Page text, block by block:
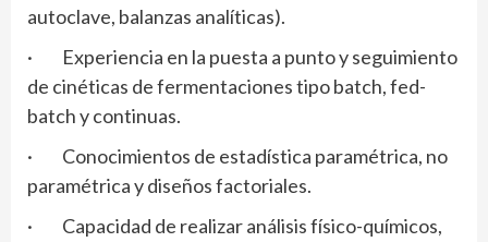
autoclave, balanzas analíticas).
· Experiencia en la puesta a punto y seguimiento
de cinéticas de fermentaciones tipo batch, fed-
batch y continuas.
· Conocimientos de estadística paramétrica, no
paramétrica y diseños factoriales.
· Capacidad de realizar análisis físico-químicos,